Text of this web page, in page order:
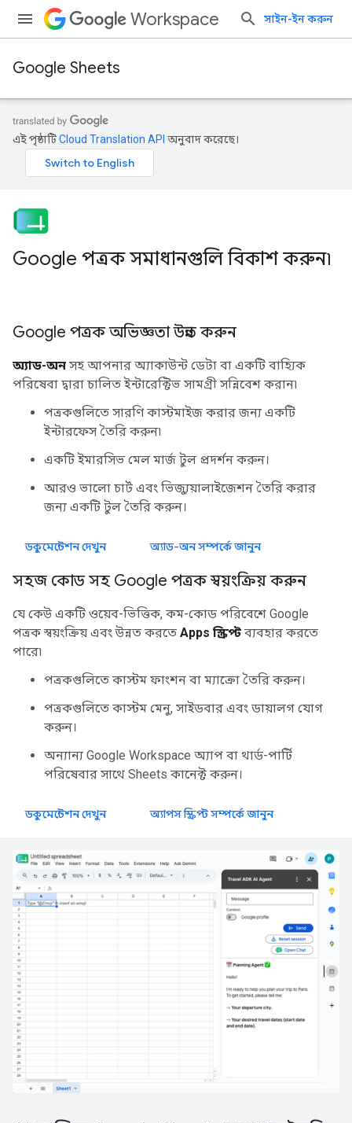
Workspace সাইন-ইন করুন
Google Sheets
এই পৃষ্ঠাটিCloud Translation API অনুবাদ করেছে।
Google পত্রক সমাধানগুলি বিকাশ করুন৷
Google পত্রক অভিজ্ঞতা উন্নত করুন
অ্যাড-অন সহ আপনার অ্যাকাউন্ট ডেটা বা একটি বাহ্যিক
পরিষেবা দ্বারা চালিত ইন্টারেক্টিভ সামগ্রী সন্নিবেশ করান৷
পত্রকগুলিতে সারণি কাস্টমাইজ করার জন্য একটি
ইন্টারফেস তৈরি করুন৷
একটি ইমারসিভ মেল মার্জ টুল প্রদর্শন করুন।
আরও ভালো চার্ট এবং ভিজ্যুয়ালাইজেশন তৈরি করার
জন্য একটি টুল তৈরি করুন।
ডকুমেন্টেশন দেখুন অ্যাড-অন সম্পর্কে জানুন
সহজ কোড সহ Google পত্রক স্বয়ংক্রিয় করুন
যে কেউ একটি ওয়েব-ভিত্তিক, কম-কোড পরিবেশে Google
পত্রক স্বয়ংক্রিয় এবং উন্নত করতে Apps স্ক্রিপ্ট ব্যবহার করতে
পারে৷
পত্রকগুলিতে কাস্টম ফাংশন বা ম্যাক্রো তৈরি করুন।
পত্রকগুলিতে কাস্টম মেনু, সাইডবার এবং ডায়ালগ যোগ
করুন।
অন্যান্য Google Workspace অ্যাপ বা থার্ড-পার্টি
পরিষেবার সাথে Sheets কানেক্ট করুন।
ডকুমেন্টেশন দেখুন অ্যাপস স্ক্রিপ্ট সম্পর্কে জানুন